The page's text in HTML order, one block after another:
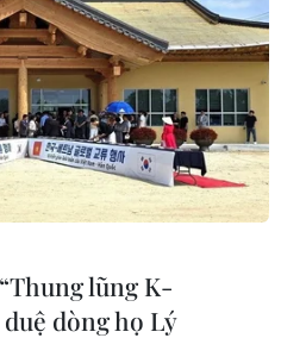
NGHE
lũng K-
dòng họ Lý